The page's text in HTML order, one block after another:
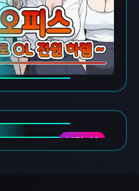
DATA-03